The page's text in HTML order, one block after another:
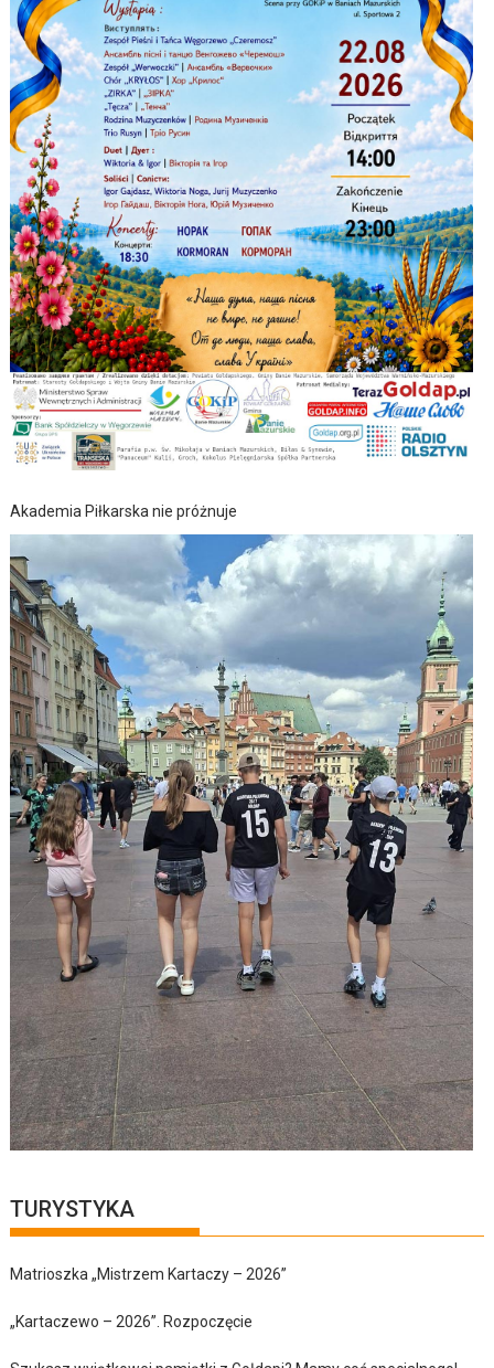
Akademia Piłkarska nie próżnuje
TURYSTYKA
Matrioszka „Mistrzem Kartaczy – 2026”
„Kartaczewo – 2026”. Rozpoczęcie